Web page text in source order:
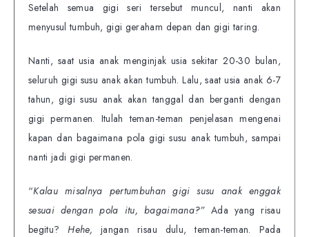
Setelah semua gigi seri tersebut muncul, nanti akan
menyusul tumbuh, gigi geraham depan dan gigi taring.
Nanti, saat usia anak menginjak usia sekitar 20-30 bulan,
seluruh gigi susu anak akan tumbuh. Lalu, saat usia anak 6-7
tahun, gigi susu anak akan tanggal dan berganti dengan
gigi permanen. Itulah teman-teman penjelasan mengenai
kapan dan bagaimana pola gigi susu anak tumbuh, sampai
nanti jadi gigi permanen.
“Kalau misalnya pertumbuhan gigi susu anak enggak
sesuai dengan pola itu, bagaimana?” Ada yang risau
begitu?Hehe, jangan risau dulu, teman-teman. Pada